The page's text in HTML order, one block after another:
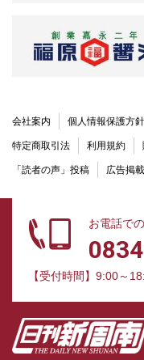
会社案内 個人情報保護方針
特定商取引法 利用規約
「読者の声」投稿 広告掲
お電話で
【受付時間】9:00～